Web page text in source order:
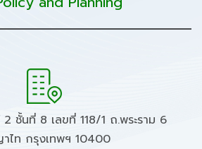
2 ชั้นที่ 8 เลขที่ 118/1 ถ.พระราม 6
ไท กรุงเทพฯ 10400